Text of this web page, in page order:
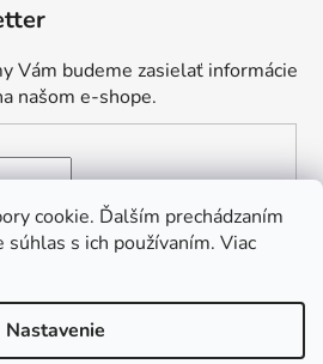
cookie. Ďalším prechádzaním
s ich používaním. Viac
Nastavenie
Vám budeme zasielať informácie
našom e-shope.
s
podmienkami ochrany